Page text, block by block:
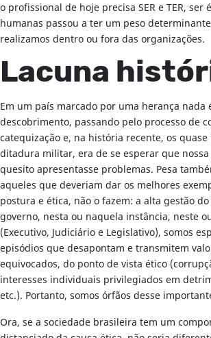
o profissional de hoje precisa SER e TER, ser
humanas passou a ter um peso
realizamos dentro ou fora das organizações.
Lacuna
Em um país marcado por uma herança nada
descobrimento, passando pelo processo de
catequização e, na história recente, os
ditadura militar, era de se esperar que
quesito apresentasse problemas. Pesa
aqueles que deveriam dar os melhores
postura e ética, não o fazem: a alta gestão do
governo, nesta ou naquela instância, neste
(Executivo, Judiciário e Legislativo), somos
episódios que desapontam e transmitem
equivocados, do ponto de vista ético
interesses individuais privilegiados em
etc.). Portanto, somos órfãos desse
Ora, se a sociedade brasileira tem um